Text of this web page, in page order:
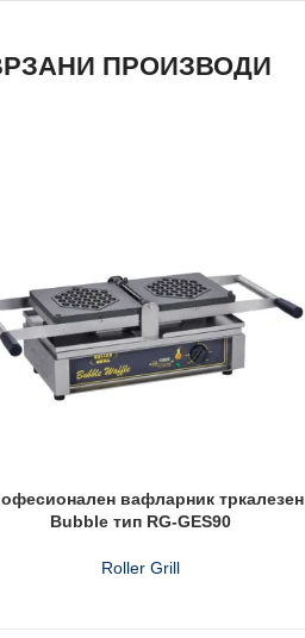
ПРОИЗВОДИ
вафларник тркалезен
Bubble тип RG-GES90
Roller Grill